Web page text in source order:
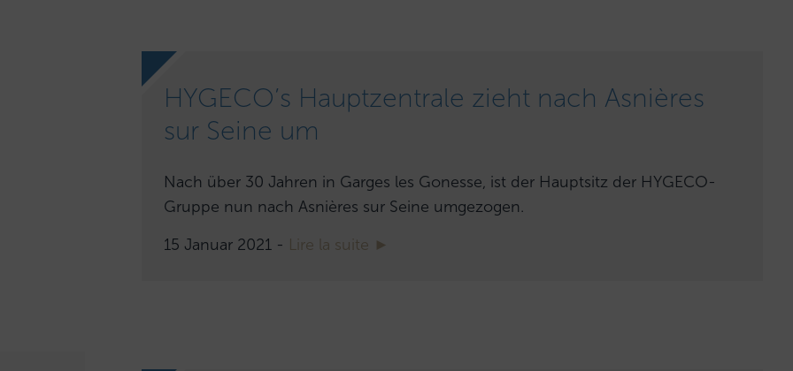
HYGECO’s Hauptzentrale zieht nach Asnières
sur Seine um
Nach über 30 Jahren in Garges les Gonesse, ist der Hauptsitz der HYGECO-
Gruppe nun nach Asnières sur Seine umgezogen.
15 Januar 2021 - Lire la suite ►